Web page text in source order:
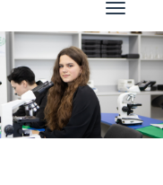
Toggle